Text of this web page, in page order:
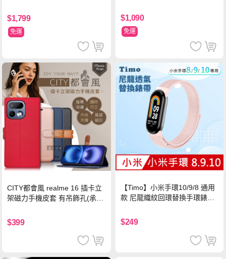
$1,799
免運
$1,090
免運
CITY都會風 realme 16 插卡立
架磁力手機皮套 有吊飾孔(承諾
$399
【Timo】小米手環10/9/8 通用
款 尼龍織紋回環替換手環錶帶-
$249